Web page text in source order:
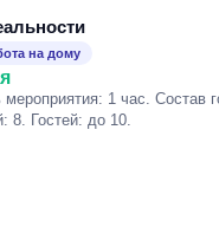
на дому
1 час. Состав
8. Гостей: до 10.